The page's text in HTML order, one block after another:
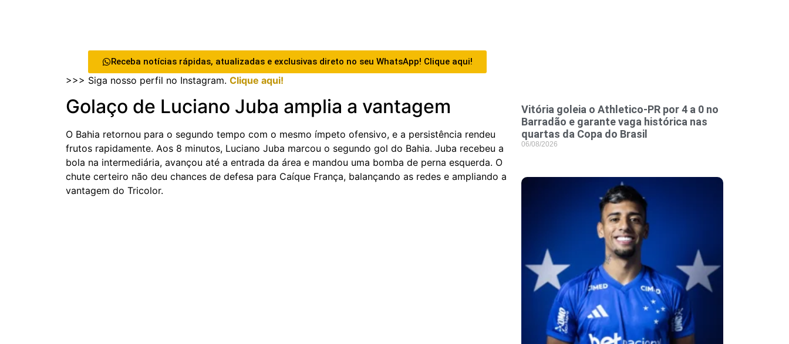
Receba notícias rápidas, atualizadas e exclusivas direto no seu WhatsApp! Clique aqui!
>>> Siga nosso perfil no Instagram. Clique aqui!
Golaço de Luciano Juba amplia a vantagem
O Bahia retornou para o segundo tempo com o mesmo ímpeto ofensivo, e a persistência rendeu
frutos rapidamente. Aos 8 minutos, Luciano Juba marcou o segundo gol do Bahia. Juba recebeu a
bola na intermediária, avançou até a entrada da área e mandou uma bomba de perna esquerda. O
chute certeiro não deu chances de defesa para Caíque França, balançando as redes e ampliando a
vantagem do Tricolor.
Vitória goleia o Athletico-PR por 4 a 0 no
Barradão e garante vaga histórica nas
quartas da Copa do Brasil
06/08/2026